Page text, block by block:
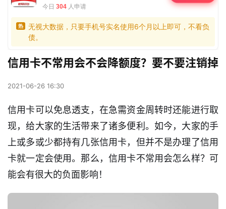
今日 304 人申请
热
无视大数据，只要手机号实名使用6个月以上即可，不看负
债。
信用卡不常用会不会降额度？要不要注销掉
2021-06-26 16:30
信用卡可以免息透支，在急需资金周转时还能进行取
现，给大家的生活带来了诸多便利。如今，大家的手
上或多或少都持有几张信用卡，但并不是办理了信用
卡就一定会使用。那么，信用卡不常用会怎么样？可
能会有很大的负面影响！